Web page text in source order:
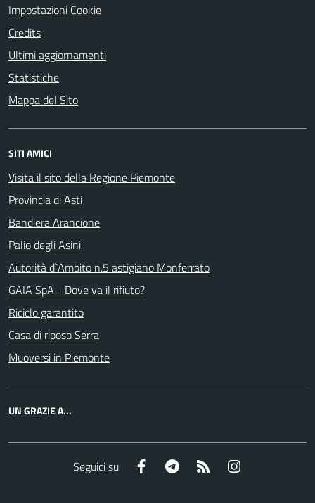
Impostazioni Cookie
Credits
Ultimi aggiornamenti
Statistiche
Mappa del Sito
SITI AMICI
Visita il sito della Regione Piemonte
Provincia di Asti
Bandiera Arancione
Palio degli Asini
Autorità d`Ambito n.5 astigiano Monferrato
GAIA SpA - Dove va il rifiuto?
Riciclo garantito
Casa di riposo Serra
Muoversi in Piemonte
UN GRAZIE A...
Seguici su Facebook Telegram RSS